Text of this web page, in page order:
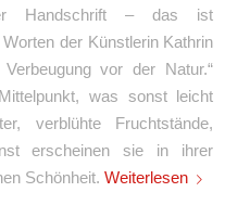
Handschrift – das ist
der Künstlerin Kathrin
vor der Natur.“
was sonst leicht
verblühte Fruchtstände,
erscheinen sie in ihrer
Schönheit. Weiterlesen